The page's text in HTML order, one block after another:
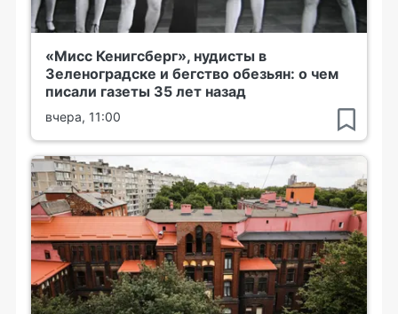
«Мисс Кенигсберг», нудисты в
Зеленоградске и бегство обезьян: о чем
писали газеты 35 лет назад
вчера, 11:00